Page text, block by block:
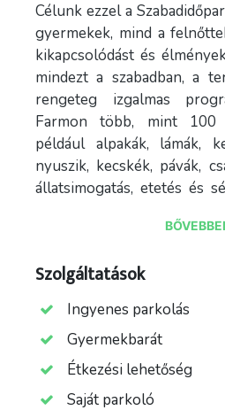
Célunk ezzel a
gyermekek, mind a
kikapcsolódást és
mindezt a szabadban, a
rengeteg izgalmas
Farmon több, mint 100
például alpakák, lámák,
nyuszik, kecskék, pávák,
állatsimogatás, etetés és
ugrálóvár, játszótér,
foglalkozások, stb. Amíg a
élvezik a Farm adta
is ki tudnak egy kicsit
leheveredve vagy a
mellett.
Szolgáltatások
Ingyenes parkolás
Gyermekbarát
Étkezési lehetőség
Saját parkoló